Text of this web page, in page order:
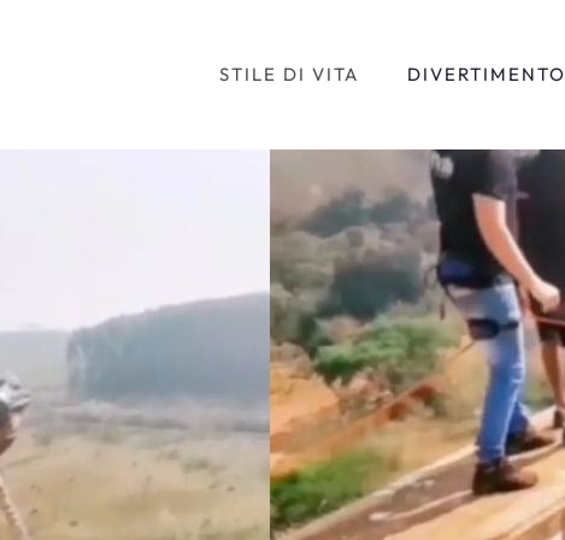
STILE DI VITA DIVERTIMENTO